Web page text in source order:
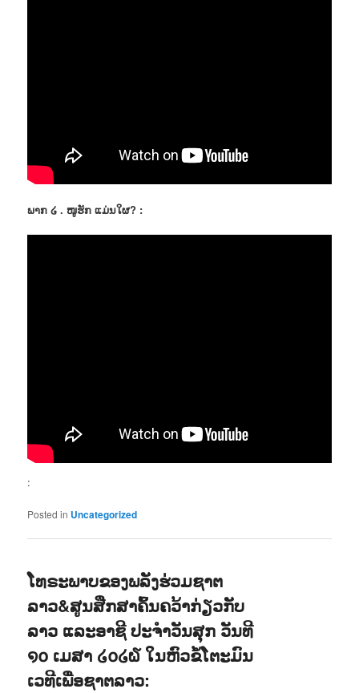
ພາກ ໒ . ໜູຮັກ ແມ່ນໃຜ? :
:
Posted in Uncategorized
ໂທຣະພາບຂອງພລັງຮ່ວມຊາຕ
ລາວ&ສູນສືກສາຄົ້ນຄວ້າກ່ຽວກັບ
ລາວ ແລະອາຊີ ປະຈຳວັນສຸກ ວັນທີ
໑໐ ເມສາ ໒໐໒໖ ໃນຫົວຂໍ້ໂຕະມົນ
ເວທີເພື່ອຊາຕລາວ: